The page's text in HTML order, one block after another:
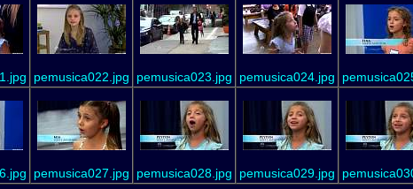
pemusica022.jpg pemusica023.jpg pemusica024.jpg
pemusica027.jpg pemusica028.jpg pemusica029.jpg